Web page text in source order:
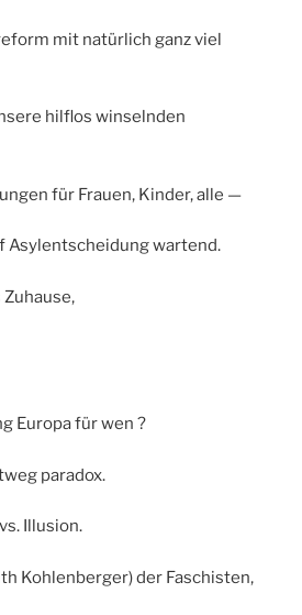
mit natürlich ganz viel
hilflos winselnden
für Frauen, Kinder, alle —
Asylentscheidung wartend.
Zuhause,
Europa für wen ?
paradox.
Illusion.
Kohlenberger) der Faschisten,